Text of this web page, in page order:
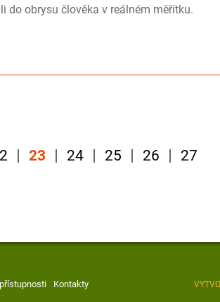
do obrysu člověka v reálném měřítku.
23 24 25 26 27
Kontakty